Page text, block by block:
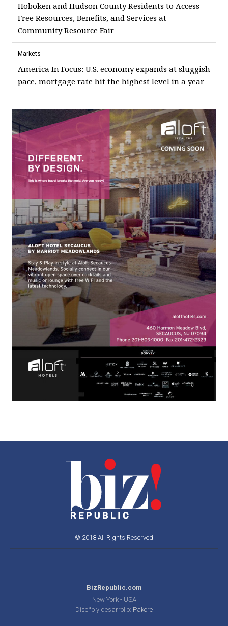
Hoboken and Hudson County Residents to Access
Free Resources, Benefits, and Services at
Community Resource Fair
Markets
America In Focus: U.S. economy expands at sluggish
pace, mortgage rate hit the highest level in a year
© 2018 All Rights Reserved
BizRepublic.com
New York - USA
Diseño y desarrollo: Pakore